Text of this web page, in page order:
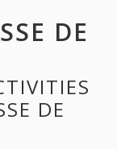
DE
DE